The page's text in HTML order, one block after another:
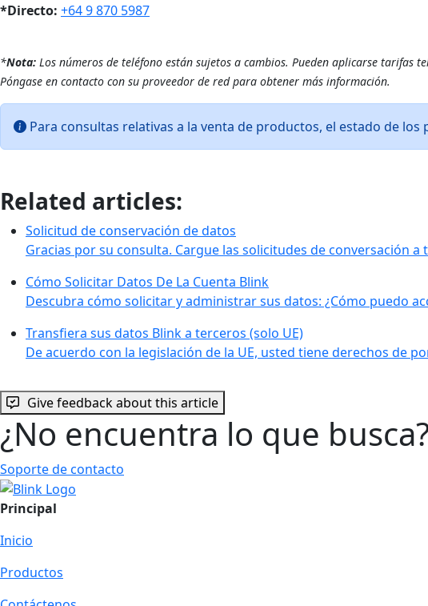
*Directo: +64 9 870 5987
*Nota: Los números de teléfono están sujetos a cambios. Pueden aplicarse tarifas
Póngase en contacto con su proveedor de red para obtener más información.
Para consultas relativas a la venta de productos, el estado de
Related articles:
Solicitud de conservación de datos
Gracias por su consulta. Cargue las solicitudes de conversación a
Cómo Solicitar Datos De La Cuenta Blink
Descubra cómo solicitar y administrar sus datos: ¿Cómo puedo
Transfiera sus datos Blink a terceros (solo UE)
De acuerdo con la legislación de la UE, usted tiene derechos de
Give feedback about this article
¿No encuentra lo que
Soporte de contacto
Principal
Inicio
Productos